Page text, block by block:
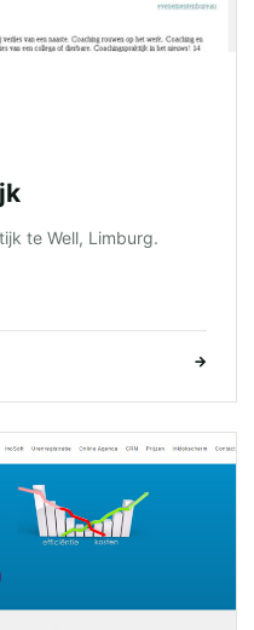
te Well, Limburg.
→